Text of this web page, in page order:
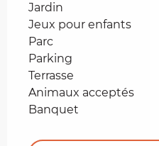
Jardin
Jeux pour enfants
Parc
Parking
Terrasse
Animaux acceptés
Banquet